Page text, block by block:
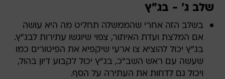
שלב ג' - בג"ץ
בשלב הזה אחרי שהממשלה תחליט מה היא עושה
אם המלצת ועדת האיתור, צפוי שיוגשו עתירות לבג"ץ.
בג"ץ יכול להוציא צו ארעי שיקפיא את הפיטורים כמו
שעשה עם ראש השב"כ, בג"ץ יכול לקבוע דיון בהול,
ויכול גם לדחות את העתירה על הסף.